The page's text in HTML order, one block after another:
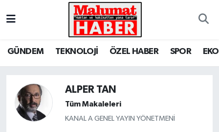
GÜNDEM TEKNOLOJİ ÖZEL HABER SPOR
ALPER TAN
Tüm Makaleleri
KANAL A GENEL YAYIN YÖNETMENİ
Nöbetçi Eczaneler
Trafik Durumu
Süper Lig Puan Durumu ve Fikstür